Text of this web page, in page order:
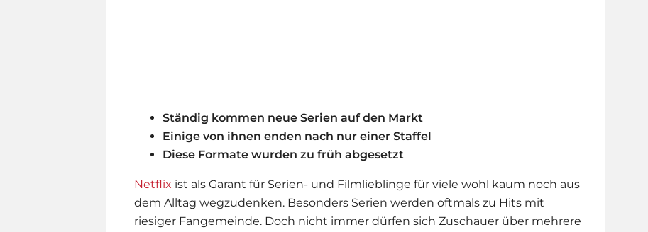
Ständig kommen neue Serien auf den Markt
Einige von ihnen enden nach nur einer Staffel
Diese Formate wurden zu früh abgesetzt
Netflix ist als Garant für Serien- und Filmlieblinge für viele wohl kaum noch aus
dem Alltag wegzudenken. Besonders Serien werden oftmals zu Hits mit
riesiger Fangemeinde. Doch nicht immer dürfen sich Zuschauer über mehrere